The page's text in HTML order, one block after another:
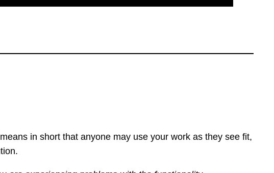
in short that anyone may use your work as they see fit,